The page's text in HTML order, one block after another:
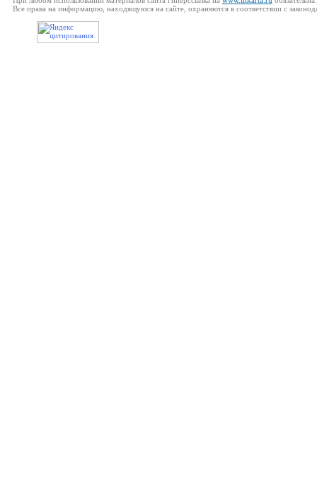
Все права на информацию, находящуюся на сайте, охраняются в соответствии с